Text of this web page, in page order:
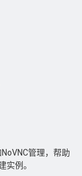
管理，帮助
实例。